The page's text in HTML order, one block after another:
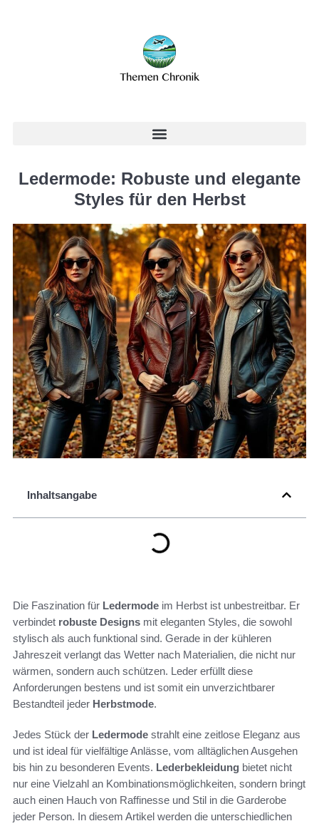
Ledermode: Robuste und elegante
Styles für den Herbst
Inhaltsangabe
Die Faszination für Ledermode im Herbst ist unbestreitbar. Er
verbindet robuste Designs mit eleganten Styles, die sowohl
stylisch als auch funktional sind. Gerade in der kühleren
Jahreszeit verlangt das Wetter nach Materialien, die nicht nur
wärmen, sondern auch schützen. Leder erfüllt diese
Anforderungen bestens und ist somit ein unverzichtbarer
Bestandteil jeder Herbstmode.
Jedes Stück der Ledermode strahlt eine zeitlose Eleganz aus
und ist ideal für vielfältige Anlässe, vom alltäglichen Ausgehen
bis hin zu besonderen Events. Lederbekleidung bietet nicht
nur eine Vielzahl an Kombinationsmöglichkeiten, sondern bringt
auch einen Hauch von Raffinesse und Stil in die Garderobe
jeder Person. In diesem Artikel werden die unterschiedlichen